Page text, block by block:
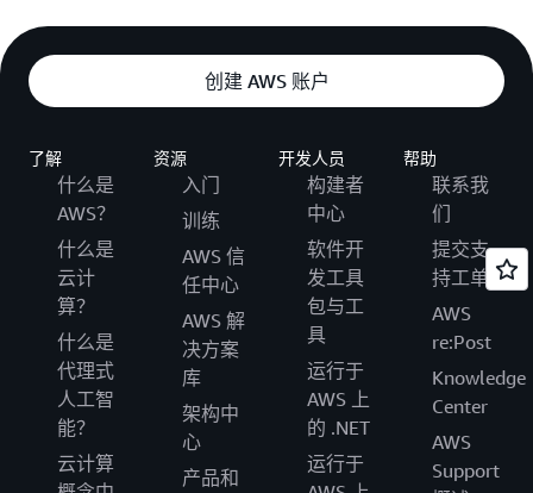
创建 AWS 账户
了解
什么是
AWS？
什么是
云计
算？
什么是
代理式
人工智
能？
云计算
资源
入门
训练
AWS 信
任中心
AWS 解
决方案
库
架构中
心
产品和
开发人员
构建者
中心
软件开
发工具
包与工
具
运行于
AWS 上
的 .NET
运行于
帮助
联系我
们
提交支
持工单
AWS
re:Post
Knowledge
Center
AWS
Support